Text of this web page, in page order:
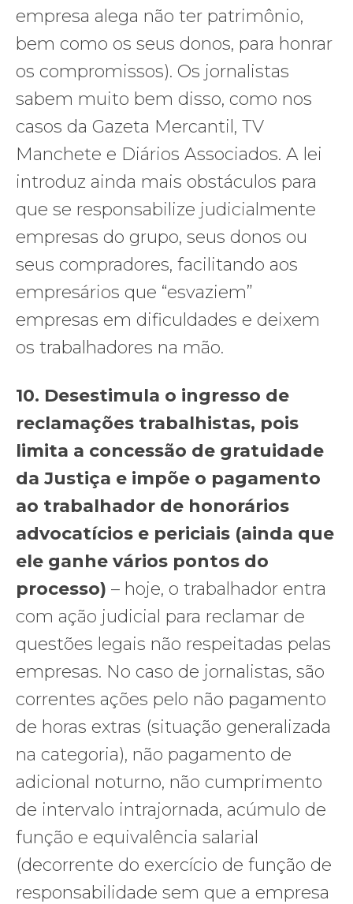
empresa alega não ter patrimônio,
bem como os seus donos, para honrar
os compromissos). Os jornalistas
sabem muito bem disso, como nos
casos da Gazeta Mercantil, TV
Manchete e Diários Associados. A lei
introduz ainda mais obstáculos para
que se responsabilize judicialmente
empresas do grupo, seus donos ou
seus compradores, facilitando aos
empresários que “esvaziem”
empresas em dificuldades e deixem
os trabalhadores na mão.
10. Desestimula o ingresso de
reclamações trabalhistas, pois
limita a concessão de gratuidade
da Justiça e impõe o pagamento
ao trabalhador de honorários
advocatícios e periciais (ainda que
ele ganhe vários pontos do
processo) – hoje, o trabalhador entra
com ação judicial para reclamar de
questões legais não respeitadas pelas
empresas. No caso de jornalistas, são
correntes ações pelo não pagamento
de horas extras (situação generalizada
na categoria), não pagamento de
adicional noturno, não cumprimento
de intervalo intrajornada, acúmulo de
função e equivalência salarial
(decorrente do exercício de função de
responsabilidade sem que a empresa